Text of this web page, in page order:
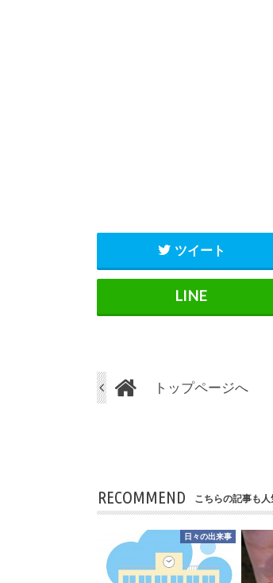
ツイート
トップページへ
RECOMMEND こちらの記事も人
日々の出来事